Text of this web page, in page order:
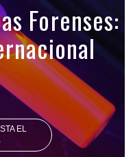
Forenses:
EL